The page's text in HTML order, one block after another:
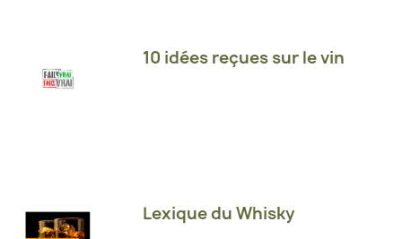
10 idées reçues sur le vin
Lexique du Whisky